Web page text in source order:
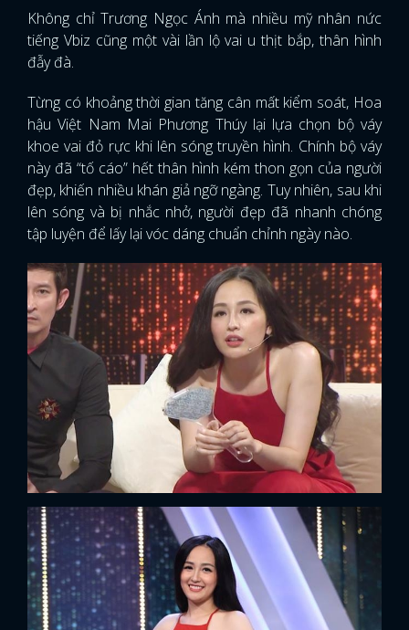
Không chỉ Trương Ngọc Ánh mà nhiều mỹ nhân nức
tiếng Vbiz cũng một vài lần lộ vai u thịt bắp, thân hình
đẫy đà.
Từng có khoảng thời gian tăng cân mất kiểm soát, Hoa
hậu Việt Nam Mai Phương Thúy lại lựa chọn bộ váy
khoe vai đỏ rực khi lên sóng truyền hình. Chính bộ váy
này đã “tố cáo” hết thân hình kém thon gọn của người
đẹp, khiến nhiều khán giả ngỡ ngàng. Tuy nhiên, sau khi
lên sóng và bị nhắc nhở, người đẹp đã nhanh chóng
tập luyện để lấy lại vóc dáng chuẩn chỉnh ngày nào.